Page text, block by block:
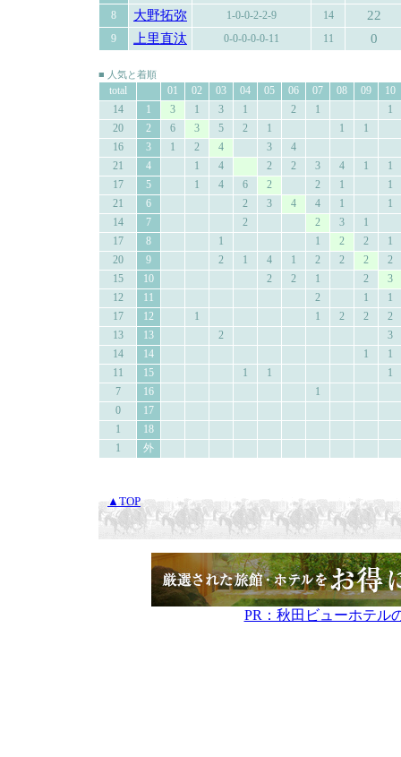
8 大野拓弥 1-0-0-2-2-9 14 22
9 上里直汰 0-0-0-0-0-11 11 0
■ 人気と着順
total 01 02 03 04 05 06 07 08 09
10
14
1 3 1 3 1 2 1
1
20
2 6 3 5 2 1 1
1
16
3 1 2 4 3
4
21
4 1 4 2 2 3 4 1
1
17
5 1 4 6 2 2 1
1
21
6 2 3 4 4 1
1
14
7 2 2 3
1
17
8 1 1 2 2
1
20
9 2 1 4 1 2 2 2
2
15
10 2 2 1 2
3
12
11 2 1
1
17
12 1 1 2 2
2
13
13 2
3
14
14 1
1
11
15 1 1
1
7
16
1
0
17
1
18
1
外
▲TOP
PR：秋田ビューホテル